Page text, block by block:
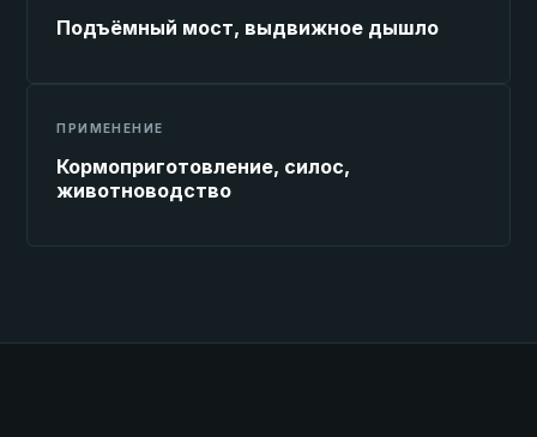
Подъёмный мост, выдвижное дышло
ПРИМЕНЕНИЕ
Кормоприготовление, силос,
животноводство